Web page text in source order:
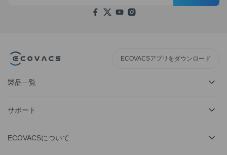
ECOVACSアプリをダウンロード
製品一覧
サポート
ECOVACSについて